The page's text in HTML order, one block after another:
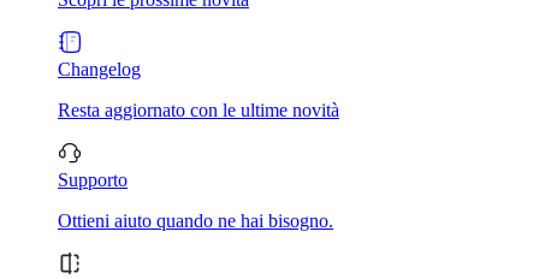
Changelog
Resta aggiornato con le ultime novità
Supporto
Ottieni aiuto quando ne hai bisogno.